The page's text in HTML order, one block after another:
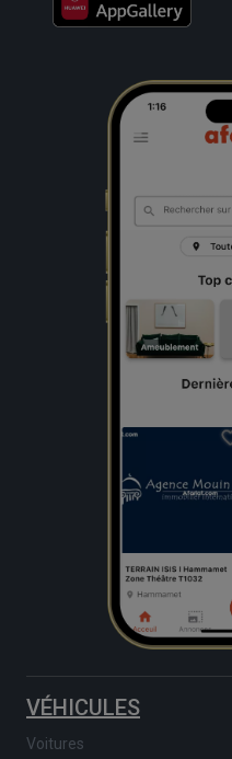
VÉHICULES
Voitures